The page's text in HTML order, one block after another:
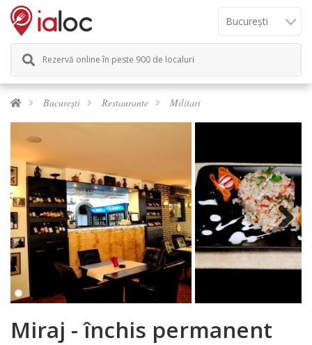
Rezervă online în peste 900 de localuri
București Restaurante Militari
Next
Miraj - închis permanent